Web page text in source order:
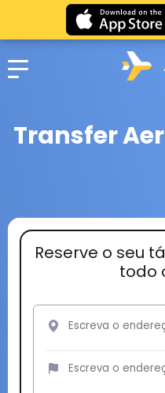
Transfer
Reserve o seu
todo